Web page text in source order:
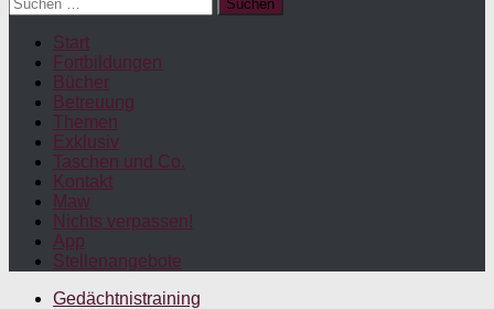
nach:
Start
Fortbildungen
Bücher
Betreuung
Themen
Exklusiv
Taschen und Co.
Kontakt
Maw
Nichts verpassen!
App
Stellenangebote
Gedächtnistraining